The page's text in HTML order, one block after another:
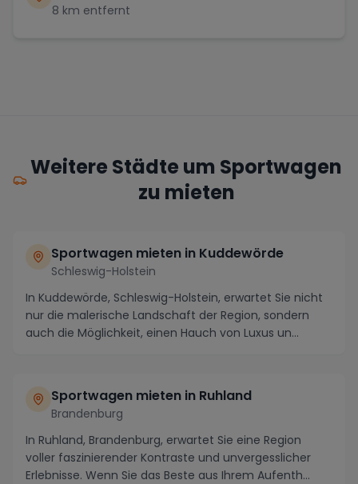
8 km entfernt
Weitere Städte um Sportwagen
zu mieten
Sportwagen mieten in Kuddewörde
Schleswig-Holstein
In Kuddewörde, Schleswig-Holstein, erwartet Sie nicht
nur die malerische Landschaft der Region, sondern
auch die Möglichkeit, einen Hauch von Luxus un...
Sportwagen mieten in Ruhland
Brandenburg
In Ruhland, Brandenburg, erwartet Sie eine Region
voller faszinierender Kontraste und unvergesslicher
Erlebnisse. Wenn Sie das Beste aus Ihrem Aufenth...